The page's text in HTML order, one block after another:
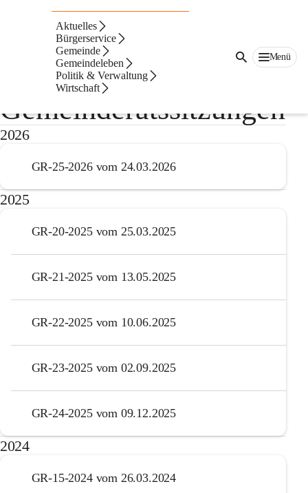
Aktuelles
Bürgerservice
Gemeinde
Gemeindeleben
Politik & Verwaltung
Wirtschaft
Menü
Verhandlungsschriften
Gemeinderatssitzungen
2026
GR-25-2026 vom 24.03.2026
2025
GR-20-2025 vom 25.03.2025
GR-21-2025 vom 13.05.2025
GR-22-2025 vom 10.06.2025
GR-23-2025 vom 02.09.2025
GR-24-2025 vom 09.12.2025
2024
GR-15-2024 vom 26.03.2024